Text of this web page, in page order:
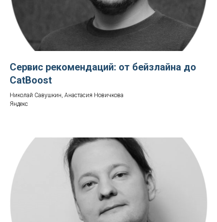
Сервис рекомендаций: от бейзлайна до
CatBoost
Николай Савушкин, Анастасия Новичкова
Яндекс